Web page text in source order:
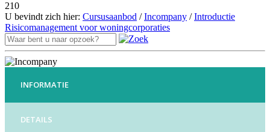
210
U bevindt zich hier: Cursusaanbod /Incompany /Introductie
Risicomanagement voor woningcorporaties
INFORMATIE
DETAILS